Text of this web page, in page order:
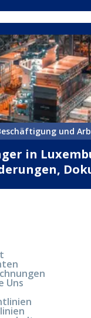
und
in
Uns